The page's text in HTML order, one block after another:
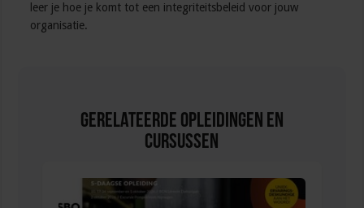
leer je hoe je komt tot een integriteitsbeleid voor jouw
organisatie.
Gerelateerde Opleidingen en
Cursussen